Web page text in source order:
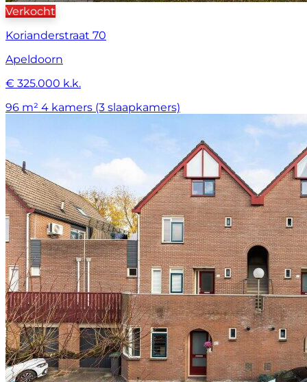
Verkocht
Korianderstraat 70
Apeldoorn
€ 325.000 k.k.
96 m² 4 kamers (3 slaapkamers)